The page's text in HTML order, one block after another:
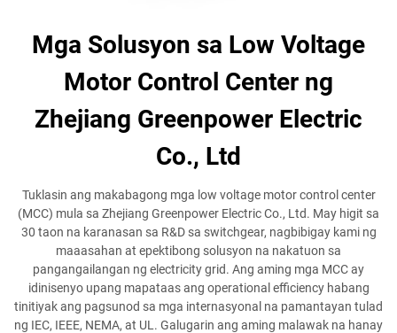
Mga Solusyon sa Low Voltage
Motor Control Center ng
Zhejiang Greenpower Electric
Co., Ltd
Tuklasin ang makabagong mga low voltage motor control center
(MCC) mula sa Zhejiang Greenpower Electric Co., Ltd. May higit sa
30 taon na karanasan sa R&D sa switchgear, nagbibigay kami ng
maaasahan at epektibong solusyon na nakatuon sa
pangangailangan ng electricity grid. Ang aming mga MCC ay
idinisenyo upang mapataas ang operational efficiency habang
tinitiyak ang pagsunod sa mga internasyonal na pamantayan tulad
ng IEC, IEEE, NEMA, at UL. Galugarin ang aming malawak na hanay